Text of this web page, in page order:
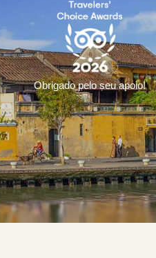
Obrigado pelo seu apoio!